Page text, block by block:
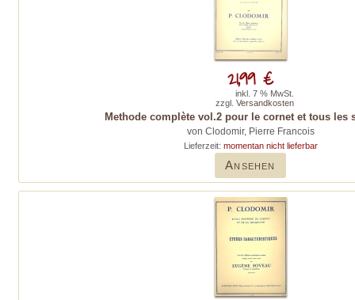
Methode complète vol.2 pour le cornet et tous les
von Clodomir, Pierre Francois
Lieferzeit: momentan nicht lieferbar
Ansehen
21,99 €
inkl. 7 % MwSt.
zzgl. Versandkosten